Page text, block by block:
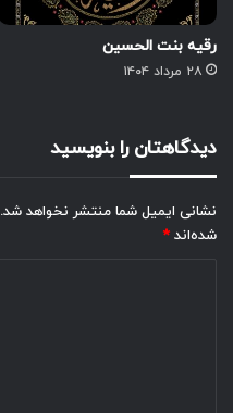
رقیه بنت الحسین
۲۸ مرداد ۱۴۰۴
دیدگاهتان را بنویسید
نشانی ایمیل شما منتشر نخواهد شد.
شده‌اند *